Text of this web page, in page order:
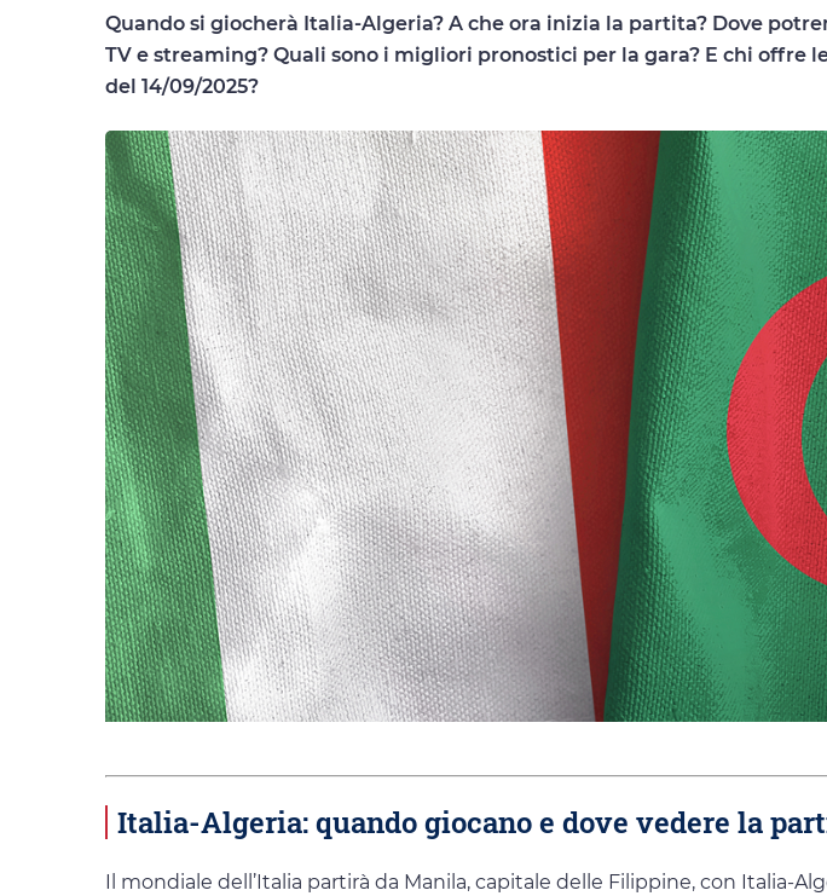
Quando si giocherà Italia-Algeria? A che ora inizia la partita? Dove
TV e streaming? Quali sono i migliori pronostici per la gara? E chi offre
del 14/09/2025?
Italia-Algeria: quando giocano e dove vedere la
Il mondiale dell’Italia partirà da Manila, capitale delle Filippine, con Italia-